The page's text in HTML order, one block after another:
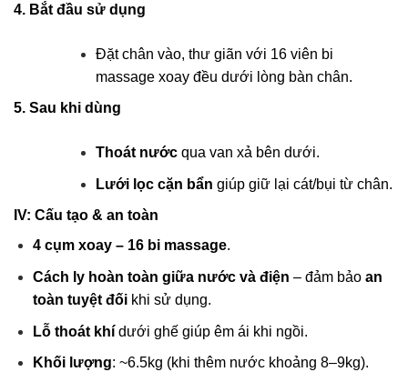
4. Bắt đầu sử dụng
Đặt chân vào, thư giãn với 16 viên bi
massage xoay đều dưới lòng bàn chân.
5. Sau khi dùng
Thoát nướcqua van xả bên dưới.
Lưới lọc cặn bẩn giúp giữ lại cát/bụi từ chân.
IV: Cấu tạo & an toàn
4 cụm xoay – 16 bi massage.
Cách ly hoàn toàn giữa nước và điện – đảm bảo an
toàn tuyệt đốikhi sử dụng.
Lỗ thoát khídưới ghế giúp êm ái khi ngồi.
Khối lượng: ~6.5kg (khi thêm nước khoảng 8–9kg).